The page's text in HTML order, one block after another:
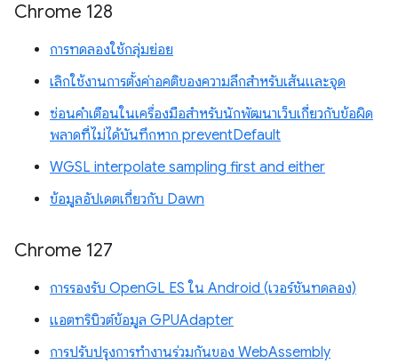
Chrome 128
การทดลองใช้กลุ่มย่อย
เลิกใช้งานการตั้งค่าอคติของความลึกสำหรับเส้นและจุด
ซ่อนคำเตือนในเครื่องมือสำหรับนักพัฒนาเว็บเกี่ยวกับข้อผิด
พลาดที่ไม่ได้บันทึกหาก preventDefault
WGSL interpolate sampling first and either
ข้อมูลอัปเดตเกี่ยวกับ Dawn
Chrome 127
การรองรับ OpenGL ES ใน Android (เวอร์ชันทดลอง)
แอตทริบิวต์ข้อมูล GPUAdapter
การปรับปรุงการทำงานร่วมกันของ WebAssembly